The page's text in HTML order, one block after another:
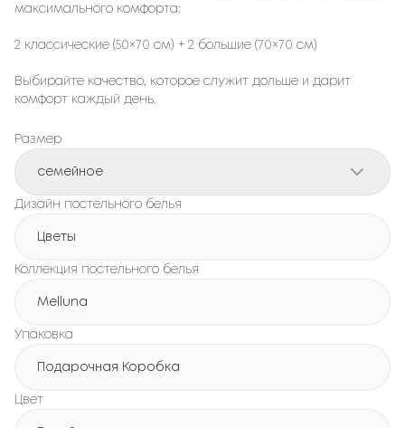
максимального комфорта:
2 классические (50×70 см) + 2 большие (70×70 см)
Выбирайте качество, которое служит дольше и дарит
комфорт каждый день.
Размер
семейное
Дизайн постельного белья
Цветы
Коллекция постельного белья
Melluna
Упаковка
Подарочная Коробка
Цвет